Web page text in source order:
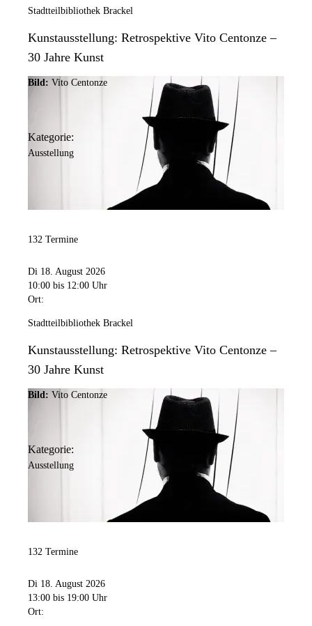
Stadtteilbibliothek Brackel
Kunstausstellung: Retrospektive Vito Centonze –
30 Jahre Kunst
Bild: Vito Centonze
Kategorie:
Ausstellung
132 Termine
Di 18. August 2026
10:00 bis 12:00 Uhr
Ort:
Stadtteilbibliothek Brackel
Kunstausstellung: Retrospektive Vito Centonze –
30 Jahre Kunst
Bild: Vito Centonze
Kategorie:
Ausstellung
132 Termine
Di 18. August 2026
13:00 bis 19:00 Uhr
Ort: